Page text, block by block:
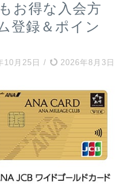
お得な入会方
登録＆ポイン
10月25日 / 2026年8月3日